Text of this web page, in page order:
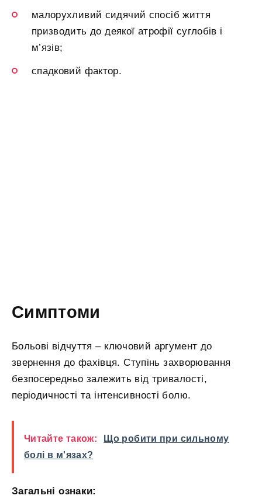
малорухливий сидячий спосіб життя
призводить до деякої атрофії суглобів і
м’язів;
спадковий фактор.
Симптоми
Больові відчуття – ключовий аргумент до
звернення до фахівця. Ступінь захворювання
безпосередньо залежить від тривалості,
періодичності та інтенсивності болю.
Читайте також:
Що робити при сильному
болі в м'язах?
Загальні ознаки: